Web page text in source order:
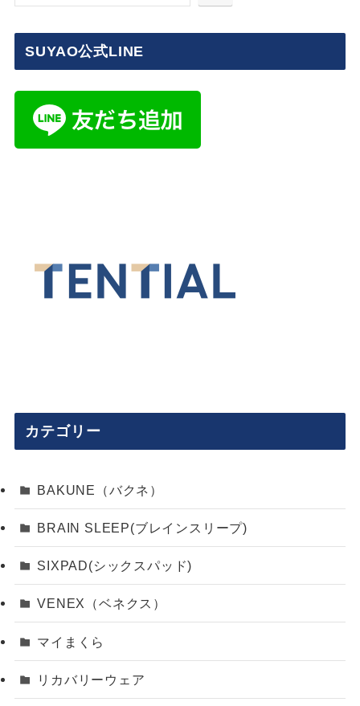
SUYAO公式LINE
カテゴリー
BAKUNE（バクネ）
BRAIN SLEEP(ブレインスリープ)
SIXPAD(シックスパッド)
VENEX（ベネクス）
マイまくら
リカバリーウェア